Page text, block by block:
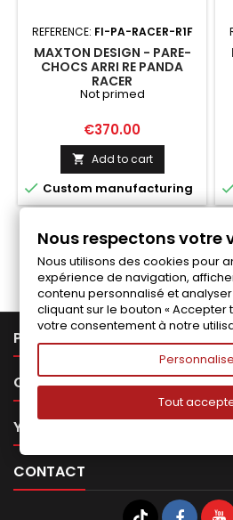
REFERENCE: FI-PA-RACER-R1F
MAXTON DESIGN - PARE-
CHOCS ARRI RE PANDA
RACER
Not primed
Price
€370.00
 Add to cart
 Custom manufacturing
Follow us on
PRODUCTS
OUR COMPANY
YOUR ACCOUNT
CONTACT
Nous respectons votre
Nous utilisons des cookies pour
expérience de navigation,
contenu personnalisé et analyser
cliquant sur le bouton « Accepter
votre consentement à notre
Tout